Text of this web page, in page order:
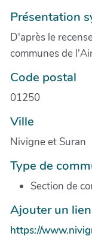
Présentation
D'après le
communes de
Code postal
01250
Ville
Nivigne et Suran
Type de
Section de
Ajouter un
https://